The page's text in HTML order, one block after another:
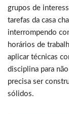
grupos de
tarefas da casa
interrompendo
horários de
aplicar técnicas
disciplina para
precisa ser
sólidos.